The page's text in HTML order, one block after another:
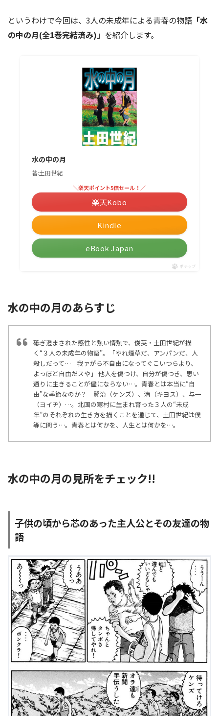
というわけで今回は、3人の未成年による青春の物語 「水
の中の月(全1巻完結済み)」 を紹介します。
水の中の月
著:土田世紀
Kindle
＼楽天ポイント5倍セール！／
楽天Kobo
eBook Japan
ポチップ
水の中の月のあらすじ
砥ぎ澄まされた感性と熱い情熱で、俊英・土田世紀が描
く“３人の未成年の物語”。「やれ煙草だ、アンパンだ、人
殺しだって… 我ァがら不自由になってぐこいつらより、
よっぽど自由だスや」 他人を傷つけ、自分が傷つき、思い
通りに生きることが儘にならない…。青春とは本当に“自
由”な季節なのか？ 賢治（ケンズ）、清（キヨス）、与一
（ヨイヂ）…。北国の寒村に生まれ育った３人の“未成
年”のそれぞれの生き方を描くことを通じて、土田世紀は僕
等に問う…。青春とは何かを、人生とは何かを…。
水の中の月の見所をチェック!!
子供の頃から芯のあった主人公とその友達の物
語